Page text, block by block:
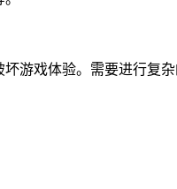
游戏体验。需要进行复杂